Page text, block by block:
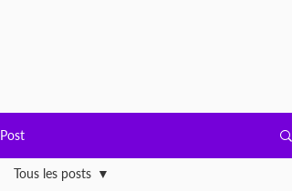
Post
Tous les posts